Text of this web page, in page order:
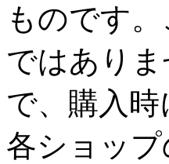
ものです
ではあり
で、購入
各ショッ